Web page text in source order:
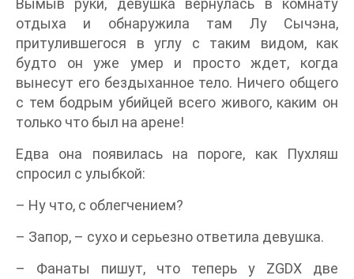
Вымыв руки, девушка вернулась в комнату
отдыха и обнаружила там Лу Сычэна,
притулившегося в углу с таким видом, как
будто он уже умер и просто ждет, когда
вынесут его бездыханное тело. Ничего общего
с тем бодрым убийцей всего живого, каким он
только что был на арене!
Едва она появилась на пороге, как Пухляш
спросил с улыбкой:
– Ну что, с облегчением?
– Запор, – сухо и серьезно ответила девушка.
– Фанаты пишут, что теперь у ZGDX две